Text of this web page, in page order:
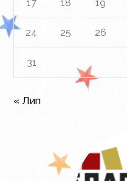
17 18 19
24 25 26
31
« Лип